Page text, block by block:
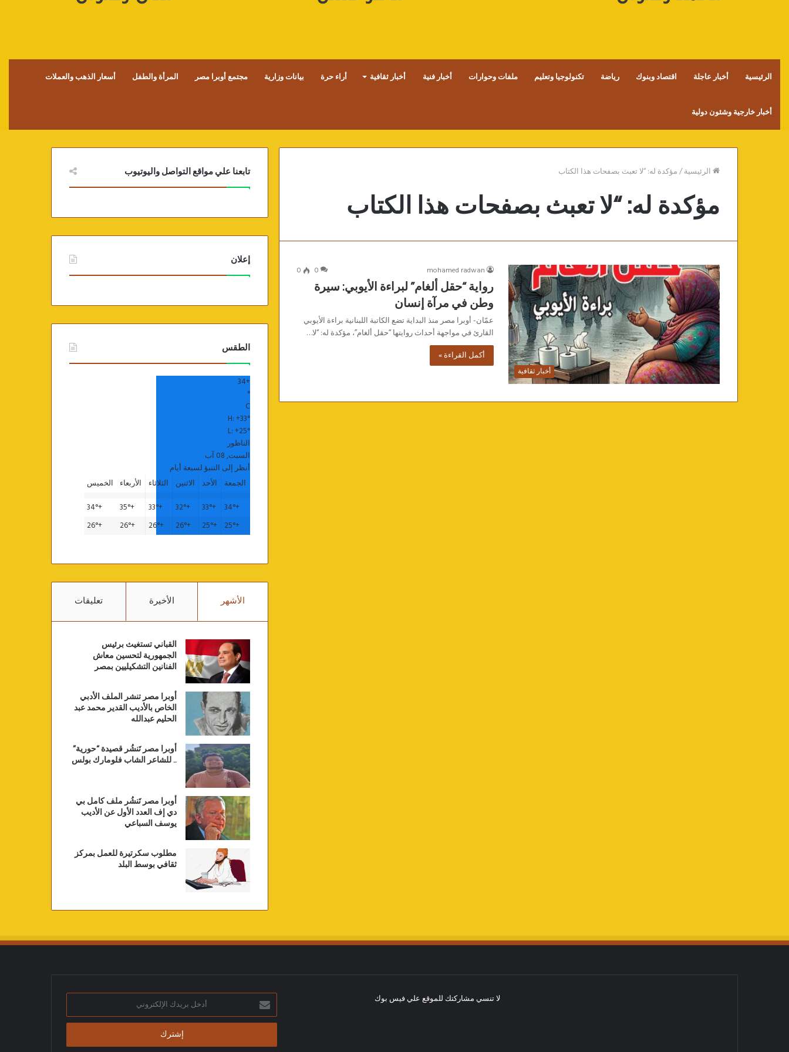
الرئيسية أخبار عاجلة اقتصاد وبنوك رياضة تكنولوجيا وتعليم ملفات وحوارات أخبار فنية أخبار ثقافية أراء حرة بيانات وزارية مجتمع أوبرا مصر المرأة والطفل أسعار الذهب والعملات
أخبار خارجية وشئون دولية
الرئيسية/مؤكدة له: “لا تعبث بصفحات هذا الكتاب
مؤكدة له: “لا تعبث بصفحات هذا الكتاب
أخبار ثقافية
mohamed radwan
0
0
رواية “حقل ألغام” لبراءة الأيوبي: سيرة
وطن في مرآة إنسان
عمّان- أوبرا مصر منذ البداية تضع الكاتبة اللبنانية براءة الأيوبي
القارئ في مواجهة أحداث روايتها “حقل ألغام”، مؤكدة له: “لا…
أكمل القراءة »
تابعنا علي مواقع التواصل واليوتيوب
إعلان
الطقس
+
34
°
C
H:+33°
L:+25°
الناظور
السبت, 08 آب
أنظر إلى التنبؤ لسبعة أيام
الجمعة
الأحد الاثنين الثلاثاء الأربعاء
الخميس
+
34°
+
33°
+
32°
+
33°
+
35°
+
34°
+
25°
+
25°
+
26°
+
26°
+
26°
+
26°
الأشهر الأخيرة تعليقات
القباني تستغيث برئيس
الجمهورية لتحسين معاش
الفنانين التشكيليين بمصر
أوبرا مصر تنشر الملف الأدبي
الخاص بالأديب القدير محمد عبد
الحليم عبدالله
أوبرا مصر تَنشُر قصيدة “حورية”
.. للشاعر الشاب فلومارك بولس
أوبرا مصر تَنشُر ملف كامل بي
دي إف العدد الأول عن الأديب
يوسف السباعي
مطلوب سكرتيرة للعمل بمركز
ثقافي بوسط البلد
لا تنسي مشاركتك للموقع علي فيس بوك
أدخل
بريدك
الإلكتروني